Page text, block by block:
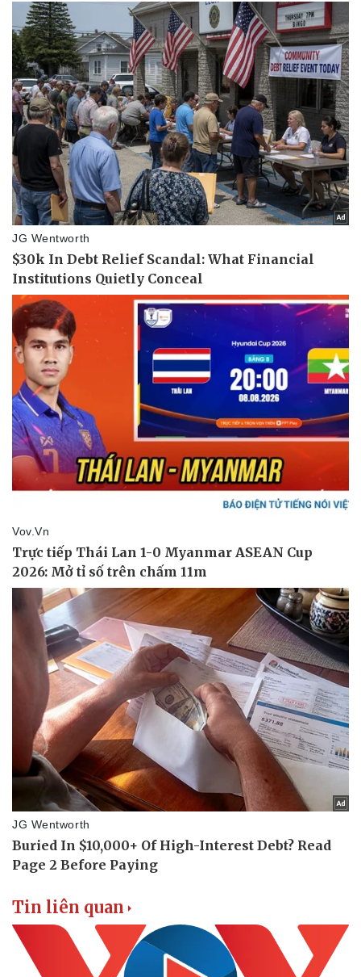
Thể thao
Bóng đá
Lịch thi đấu bóng đá
Thế giới thể thao
eSports
Hậu trường
Ô tô - Xe máy
Ô tô
Xe máy
Tư vấn
Doanh nghiệp
Thông tin doanh nghiệp
Công nghệ
Sành điệu
Tin liên quan